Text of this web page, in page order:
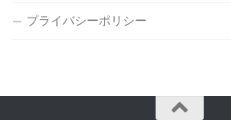
プライバシーポリシー